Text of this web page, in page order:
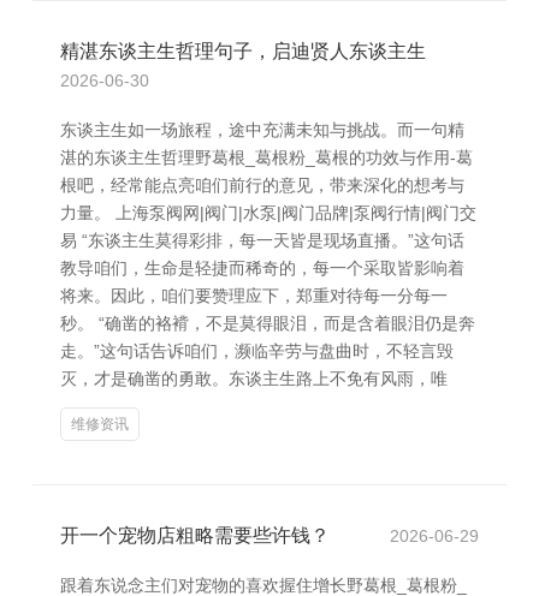
精湛东谈主生哲理句子，启迪贤人东谈主生
2026-06-30
东谈主生如一场旅程，途中充满未知与挑战。而一句精
湛的东谈主生哲理野葛根_葛根粉_葛根的功效与作用-葛
根吧，经常能点亮咱们前行的意见，带来深化的想考与
力量。 上海泵阀网|阀门|水泵|阀门品牌|泵阀行情|阀门交
易 “东谈主生莫得彩排，每一天皆是现场直播。”这句话
教导咱们，生命是轻捷而稀奇的，每一个采取皆影响着
将来。因此，咱们要赞理应下，郑重对待每一分每一
秒。 “确凿的袼褙，不是莫得眼泪，而是含着眼泪仍是奔
走。”这句话告诉咱们，濒临辛劳与盘曲时，不轻言毁
灭，才是确凿的勇敢。东谈主生路上不免有风雨，唯
维修资讯
开一个宠物店粗略需要些许钱？ 2026-06-29
跟着东说念主们对宠物的喜欢握住增长野葛根_葛根粉_